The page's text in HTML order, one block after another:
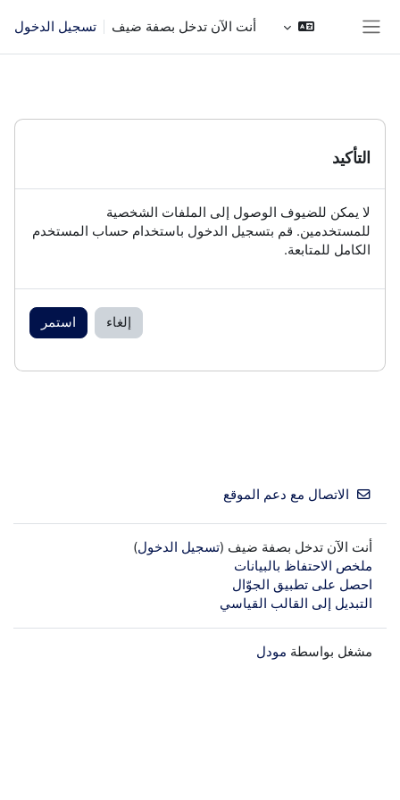
أنت الآن تدخل بصفة ضيف تسجيل الدخول
التأكيد
لا يمكن للضيوف الوصول إلى الملفات الشخصية
للمستخدمين. قم بتسجيل الدخول باستخدام حساب المستخدم
الكامل للمتابعة.
إلغاء استمر
الاتصال مع دعم الموقع
أنت الآن تدخل بصفة ضيف (تسجيل الدخول)
ملخص الاحتفاظ بالبيانات
احصل على تطبيق الجوّال
التبديل إلى القالب القياسي
مشغل بواسطة مودل